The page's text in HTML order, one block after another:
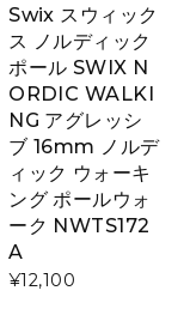
Swix スウィック
ス ノルディック
ポール SWIX N
ORDIC WALKI
NG アグレッシ
ブ 16mm ノルデ
ィック ウォーキ
ング ポールウォ
ーク NWTS172
A
¥12,100